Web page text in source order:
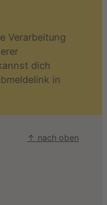
Verarbeitung
dich
in
↑ nach oben